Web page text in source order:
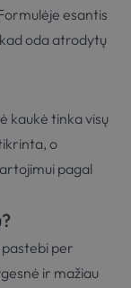
esantis
oda atrodytų
kaukė tinka visų
o
pagal
per
ir mažiau